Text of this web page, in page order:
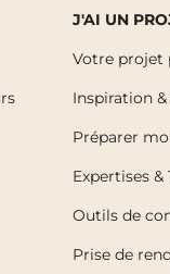
J'AI UN
Votre projet
Inspiration &
Préparer
Expertises
Outils de
Prise de